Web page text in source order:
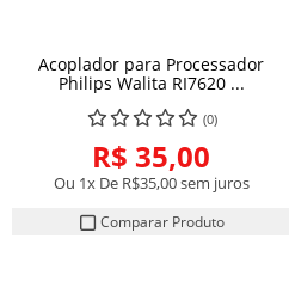
COMPRAR
Acoplador para Processador
Philips Walita RI7620 ...
(0)
R$ 35,00
Ou 1x De R$35,00sem juros
Comparar Produto